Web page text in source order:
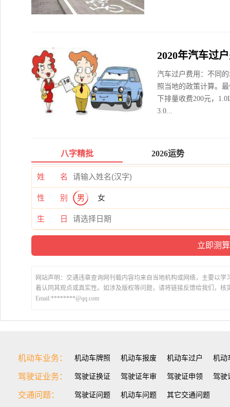
2020年汽车过
汽车过户费用：不同
照当地的政策计算。
下排量收费200元，
3.0...
八字精批 2026运势
姓 名
性 别 男 女
生 日
网站声明：交通违章查询网刊载内容均来自当地机构或网络，主要以
着认同其观点或真实性。如涉及版权等问题，请将链接反馈给我们，核
Email:********@qq.com
机动车业务： 机动车牌照 机动车报废 机动车过户 机动
驾驶证业务： 驾驶证换证 驾驶证年审 驾驶证申领 驾驶
交通问题： 驾驶证问题 机动车问题 其它交通问题